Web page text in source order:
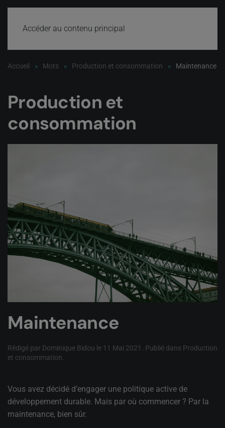
Accéder au contenu principal
Accueil Mots Production et consommation Maintenance
Production et
consommation
Maintenance
Rédigé par Dominique Bidou le 11 Mai 2021 . Publié dans Production
et consommation
Vous avez décidé d’engager une politique active de
développement durable. Mais par où commencer ? Par la
maintenance, bien sûr.